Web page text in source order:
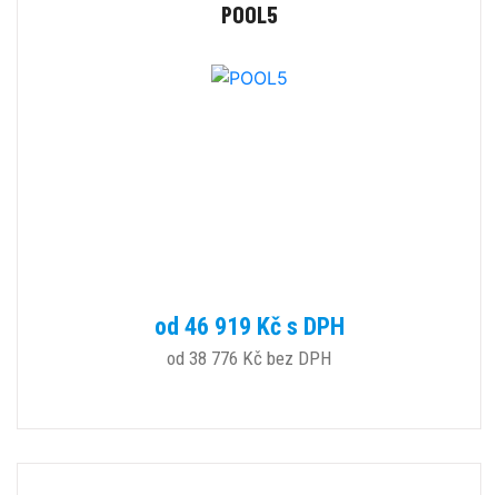
POOL5
od 46 919 Kč s DPH
od 38 776 Kč bez DPH